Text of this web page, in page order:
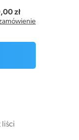
zł
liści